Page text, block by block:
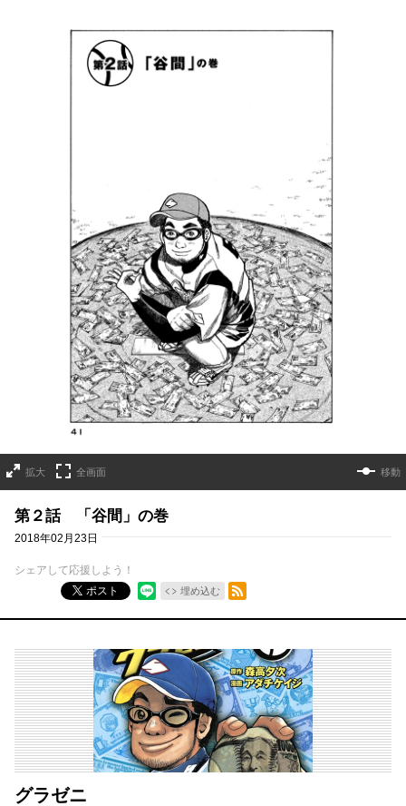
拡大 全画面 移動
第２話 「谷間」の巻
2018年02月23日
シェアして応援しよう！
ポスト
埋め込む
RSSフィード
グラゼニ